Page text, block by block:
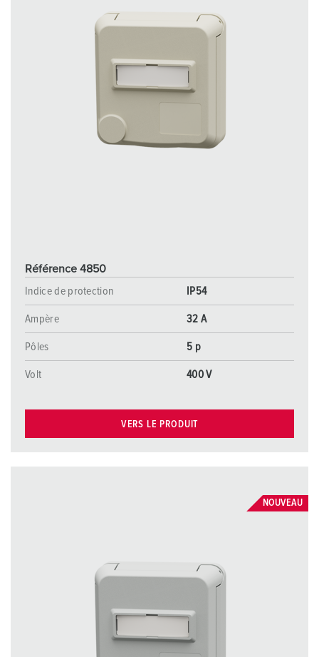
Référence 4850
Indice de protection
IP54
Ampère 32 A
Pôles 5 p
Volt 400 V
VERS LE PRODUIT
NOUVEAU